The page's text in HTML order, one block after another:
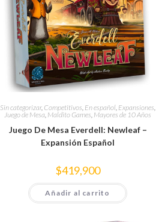
Sin categorizar, Competitivos, En español, Expansiones,
Juego de Mesa, Maldito Games, Mayores de 10 Años
Juego De Mesa Everdell: Newleaf –
Expansión Español
$419,900
Añadir al carrito